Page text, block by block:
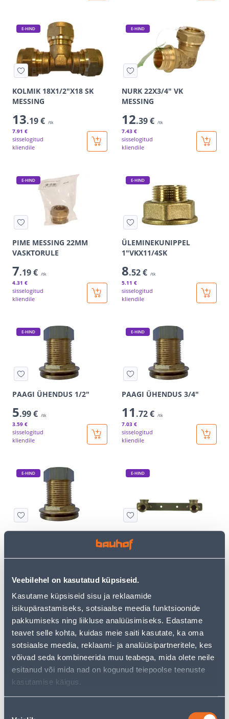
Veebilehel on kasutatud küpsiseid.
Kasutame küpsiseid sisu ja reklaamide
isikupärastamiseks, sotsiaalse meedia funktsioonide
pakkumiseks ning liikluse analüüsimiseks. Edastame
teavet selle kohta, kuidas meie saiti kasutate, ka oma
sotsiaalse meedia, reklaami- ja analüüsipartneritele, kes
võivad seda kombineerida muu teabega, mida olete neile
esitanud või mida nad on kogunud teiepoolse teenuste
kasutamise käigus.
E-HIND
KOLMIK 18X1/2"X18 SK
MESSING
13.19 € /tk
7.91 €
sisselogitud
kliendile
E-HIND
NURK 22X3/4" VK
MESSING
12.39 € /tk
7.43 €
sisselogitud
kliendile
E-HIND
PIME MESSING 22MM
VASKTORULE
7.19 € /tk
4.31 €
sisselogitud
kliendile
E-HIND
ÜLEMINEKUNIPPEL
1"VKX11/4SK
8.52 € /tk
5.11 €
sisselogitud
kliendile
E-HIND
PAAGI ÜHENDUS 1/2"
5.99 € /tk
3.59 €
sisselogitud
kliendile
E-HIND
PAAGI ÜHENDUS 3/4"
11 .72 € /tk
7.03 €
sisselogitud
kliendile
E-HIND
16
10 .15 €
sisselogitud
kliendile
E-HIND
1/2X1/2X150MM
16
.83 €
sisselogitud
kliendile
E-HIND
SURVERÕNGAS 10MM 5TK
PAKIS
3
E-HIND
PAKIS